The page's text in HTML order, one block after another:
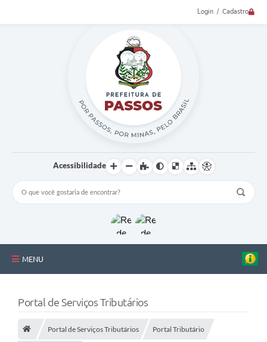
Login / Cadastro
Acessibilidade
MENU
Telefones Úteis
Portal de Serviços Tributários
Portal de Serviços Tributários Portal Tributário